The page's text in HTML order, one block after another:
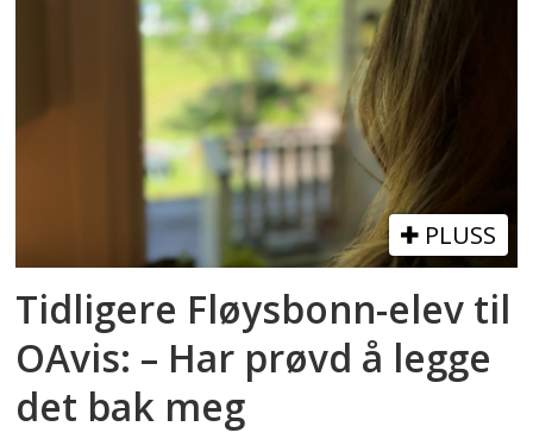
PLUSS
Tidligere Fløysbonn-elev til
OAvis: – Har prøvd å legge
det bak meg